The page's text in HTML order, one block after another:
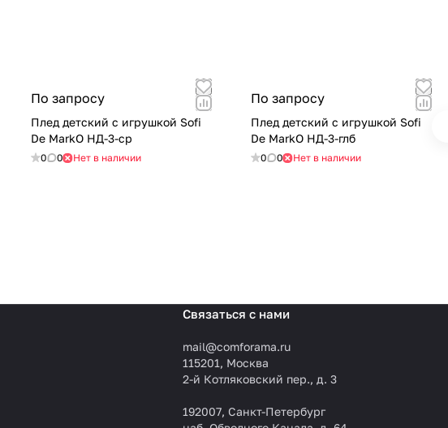
По запросу
Плед детский с игрушкой Sofi
De MarkO НД-3-ср
0 0 Нет в наличии
По запросу
Плед детский с игрушкой Sofi
De MarkO НД-3-глб
0 0 Нет в наличии
Связаться с нами
mail@comforama.ru
115201, Москва
2-й Котляковский пер., д. 3
192007, Санкт-Петербург